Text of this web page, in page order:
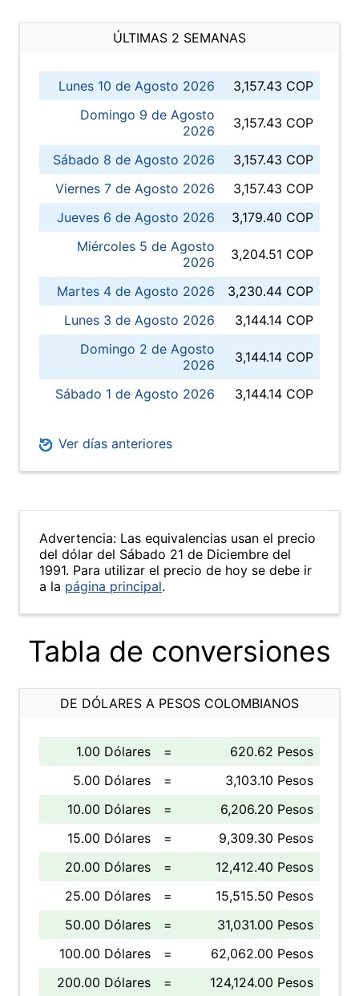
ÚLTIMAS 2 SEMANAS
Lunes 10 de Agosto 2026
3,157.43 COP
Domingo 9 de Agosto
2026
3,157.43 COP
Sábado 8 de Agosto 2026
3,157.43 COP
Viernes 7 de Agosto 2026
3,157.43 COP
Jueves 6 de Agosto 2026
3,179.40 COP
Miércoles 5 de Agosto
2026
3,204.51 COP
Martes 4 de Agosto 2026
3,230.44 COP
Lunes 3 de Agosto 2026
3,144.14 COP
Domingo 2 de Agosto
2026
3,144.14 COP
Sábado 1 de Agosto 2026 3,144.14 COP
Ver días anteriores
Advertencia: Las equivalencias usan el precio
del dólar del Sábado 21 de Diciembre del
1991. Para utilizar el precio de hoy se debe ir
a la página principal.
Tabla de conversiones
DE DÓLARES A PESOS COLOMBIANOS
1.00 Dólares =
620.62 Pesos
5.00 Dólares
=
3,103.10 Pesos
10.00 Dólares
=
6,206.20 Pesos
15.00 Dólares
=
9,309.30 Pesos
20.00 Dólares
=
12,412.40 Pesos
25.00 Dólares
=
15,515.50 Pesos
50.00 Dólares
=
31,031.00 Pesos
100.00 Dólares
=
62,062.00 Pesos
200.00 Dólares
=
124,124.00 Pesos